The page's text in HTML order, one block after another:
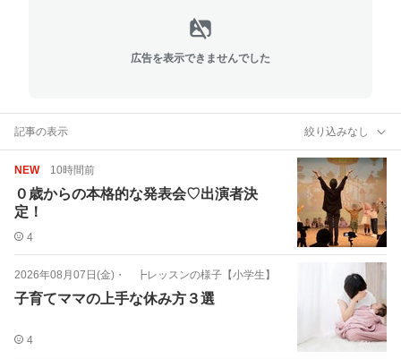
広告を表示できませんでした
記事の表示 絞り込みなし
NEW 10時間前
０歳からの本格的な発表会♡出演者決
定！
4
2026年08月07日(金) ・ ┣レッスンの様子【小学生】
子育てママの上手な休み方３選
4